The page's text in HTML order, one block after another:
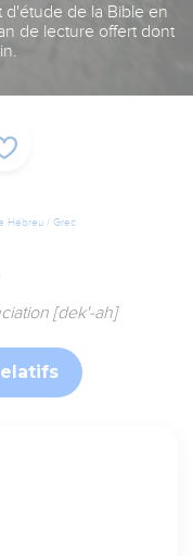
de la Bible en
de lecture offert dont
Hébreu / Grec
[dek'-ah]